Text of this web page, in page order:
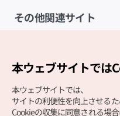
その他関連サイト
本ウェブサイトでは
本ウェブサイトでは、
サイトの利便性を向上させる
Cookieの収集に同意される場合